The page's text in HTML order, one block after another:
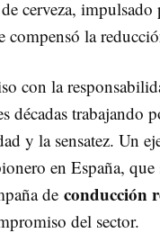
cerveza,
compensó la
con la
décadas
y la sensatez. Un
en España,
de conducción
del sector.